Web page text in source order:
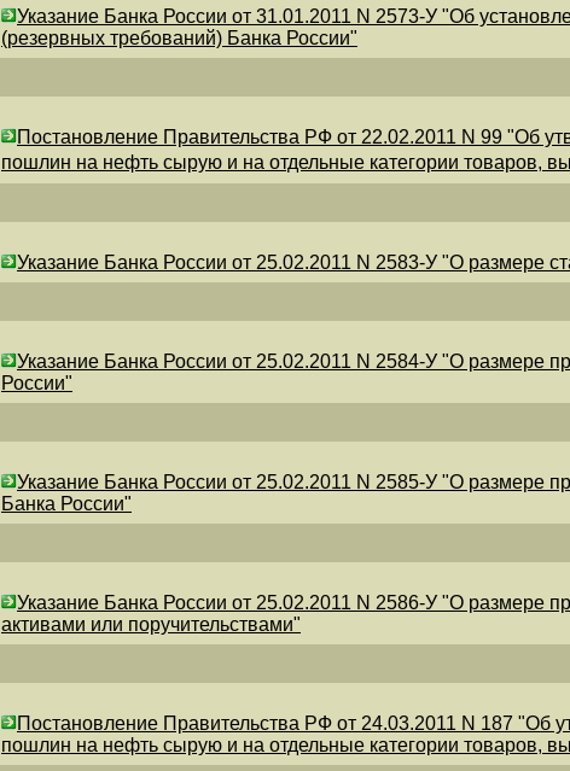
Указание Банка России от 31.01.2011 N 2573-У "Об
(резервных требований) Банка России"
Постановление Правительства РФ от 22.02.2011 N 99 "Об
пошлин на нефть сырую и на отдельные категории товаров,
Указание Банка России от 25.02.2011 N 2583-У "О размере
Указание Банка России от 25.02.2011 N 2584-У "О размере
России"
Указание Банка России от 25.02.2011 N 2585-У "О размере
Банка России"
Указание Банка России от 25.02.2011 N 2586-У "О размере
активами или поручительствами"
Постановление Правительства РФ от 24.03.2011 N 187 "Об
пошлин на нефть сырую и на отдельные категории товаров,